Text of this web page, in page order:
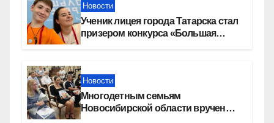
Новости
Ученик лицея города Татарска стал
призером конкурса «Большая
Новости
Многодетным семьям
Новосибирской области вручены